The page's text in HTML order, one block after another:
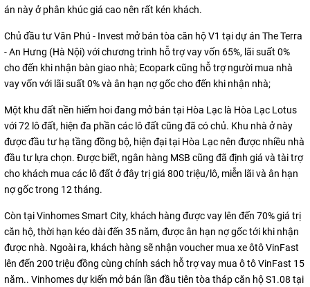
án này ở phân khúc giá cao nên rất kén khách.
Chủ đầu tư Văn Phú - Invest mở bán tòa căn hộ V1 tại dự án The Terra
- An Hưng (Hà Nội) với chương trình hỗ trợ vay vốn 65%, lãi suất 0%
cho đến khi nhận bàn giao nhà; Ecopark cũng hỗ trợ người mua nhà
vay vốn với lãi suất 0% và ân hạn nợ gốc cho đến khi nhận nhà;
Một khu đất nền hiếm hoi đang mở bán tại Hòa Lạc là Hòa Lạc Lotus
với 72 lô đất, hiện đa phần các lô đất cũng đã có chủ. Khu nhà ở này
được đầu tư hạ tầng đồng bộ, hiện đại tại Hòa Lạc nên được nhiều nhà
đầu tư lựa chọn. Được biết, ngân hàng MSB cũng đã định giá và tài trợ
cho khách mua các lô đất ở đây trị giá 800 triệu/lô, miễn lãi và ân hạn
nợ gốc trong 12 tháng.
Còn tại Vinhomes Smart City, khách hàng được vay lên đến 70% giá trị
căn hộ, thời hạn kéo dài đến 35 năm, được ân hạn nợ gốc tới khi nhận
được nhà. Ngoài ra, khách hàng sẽ nhận voucher mua xe ôtô VinFast
lên đến 200 triệu đồng cùng chính sách hỗ trợ vay mua ô tô VinFast 15
năm.. Vinhomes dự kiến mở bán lần đầu tiên tòa tháp căn hộ S1.08 tại